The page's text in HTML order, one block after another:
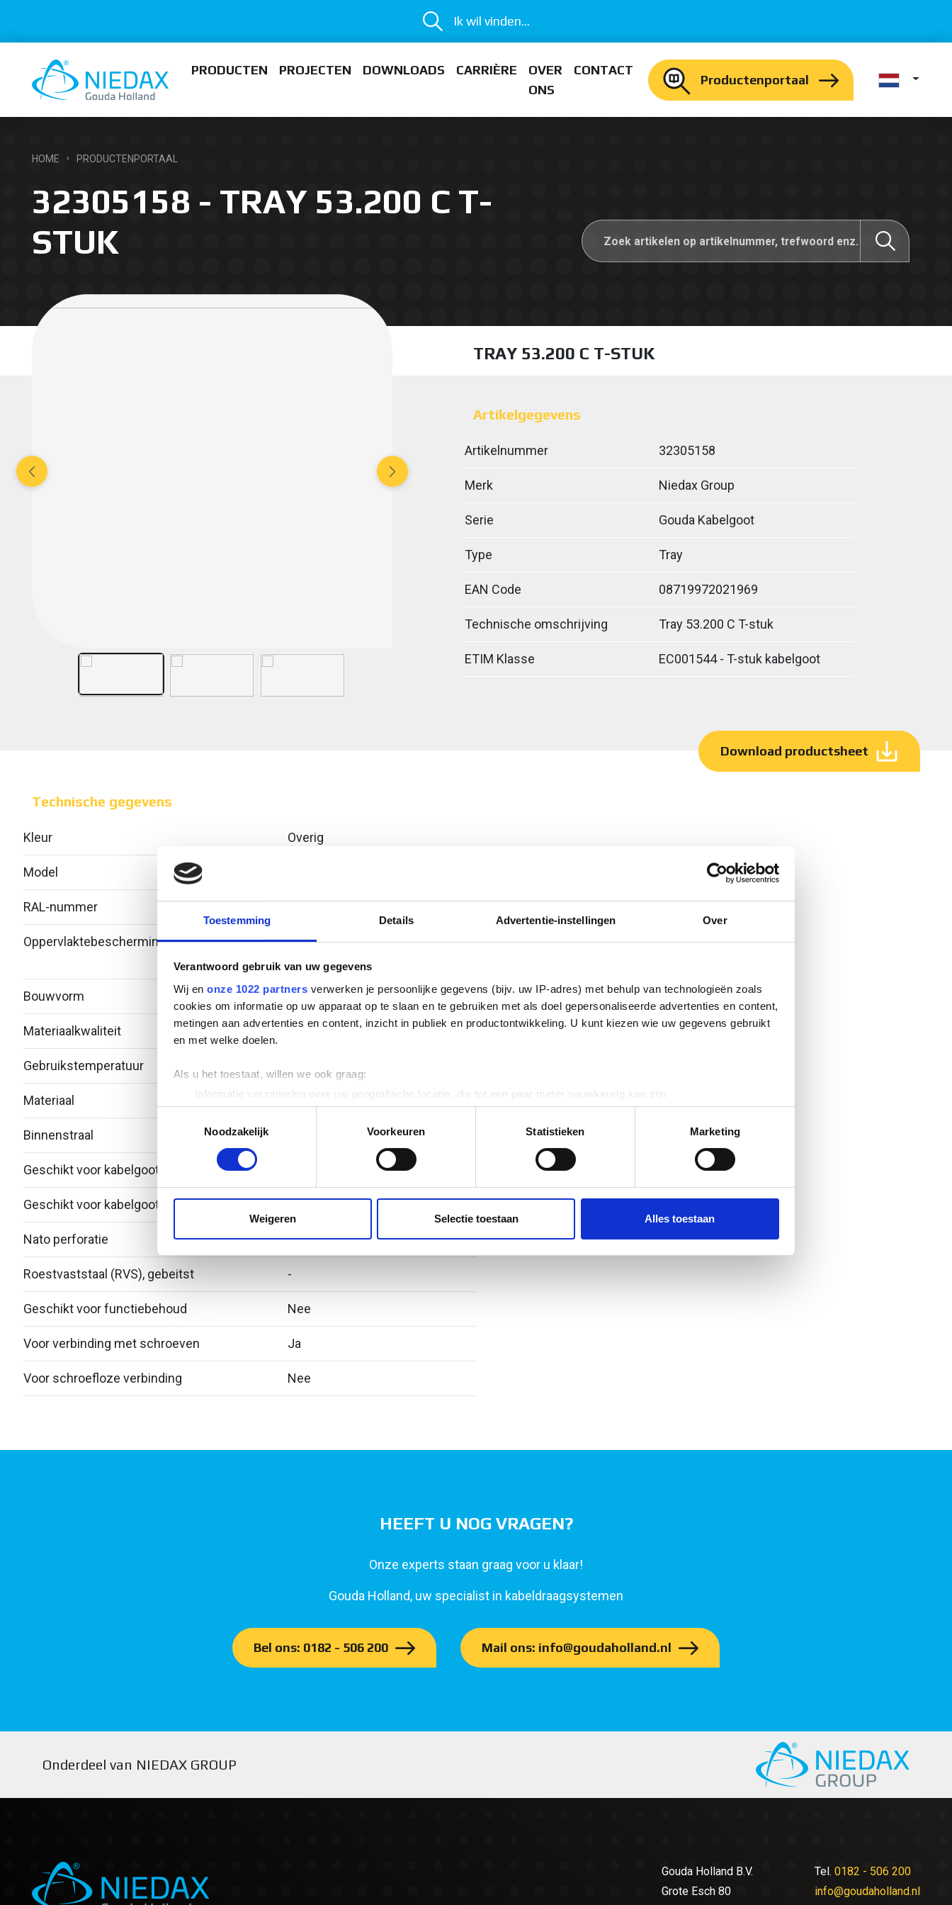
Toestemming Details Advertentie-instellingen Over
Verantwoord gebruik van uw gegevens
Wij en onze 1022 partners verwerken je persoonlijke gegevens (bijv. uw IP-adres) met behulp van technologieën zoals
cookies om informatie op uw apparaat op te slaan en te gebruiken met als doel gepersonaliseerde advertenties en content,
metingen aan advertenties en content, inzicht in publiek en productontwikkeling. U kunt kiezen wie uw gegevens gebruikt
en met welke doelen.
Als u het toestaat, willen we ook graag:
Informatie verzamelen over uw geografische locatie, die tot een paar meter nauwkeurig kan zijn
Uw apparaat identificeren door het actief te scannen op specifieke eigenschappen (fingerprinting)
Lees meer over hoe uw persoonlijke gegevens worden verwerkt en stel uw voorkeuren in het
detailgedeeltein. U kunt uw
toestemming op elk moment wijzigen of intrekken in de Cookieverklaring.
websiteverkeer te analyseren. Ook delen we informatie over uw gebruik van onze site met onze partners voor social
media, adverteren en analyse. Deze partners kunnen deze gegevens combineren met andere informatie die u aan ze heeft
Noodzakelijk
Voorkeuren Statistieken Marketing
Weigeren Selectie toestaan Alles toestaan
Ik wil vinden...
PRODUCTEN PROJECTEN DOWNLOADS CARRIÈRE
OVER
ONS
CONTACT
Productenportaal
HOME PRODUCTENPORTAAL
32305158 - TRAY 53.200 C T-
STUK
TRAY 53.200 C T-STUK
Artikelgegevens
Artikelnummer 32305158
Merk Niedax Group
Serie Gouda Kabelgoot
Type Tray
EAN Code 08719972021969
Technische omschrijving Tray 53.200 C T-stuk
ETIM Klasse EC001544 - T-stuk kabelgoot
Download productsheet
Technische gegevens
Kleur Overig
Model
RAL-nummer
Oppervlaktebescherming
Bandverzinkt (sendzimir
verzinkt) en gecoat
Bouwvorm T-stuk horizontaal
Materiaalkwaliteit Overig
Gebruikstemperatuur
Materiaal
Binnenstraal
Geschikt voor kabelgootbreedte
Geschikt voor kabelgoothoogte 53
Nato perforatie Nee
Roestvaststaal (RVS), gebeitst -
Geschikt voor functiebehoud Nee
Voor verbinding met schroeven Ja
Voor schroefloze verbinding Nee
HEEFT U NOG VRAGEN?
Onze experts staan graag voor u klaar!
Gouda Holland, uw specialist in kabeldraagsystemen
Bel ons: 0182 - 506 200 Mail ons: info@goudaholland.nl
Onderdeel van NIEDAX GROUP
Gouda Holland B.V.
Grote Esch 80
Tel. 0182 - 506 200
info@goudaholland.nl